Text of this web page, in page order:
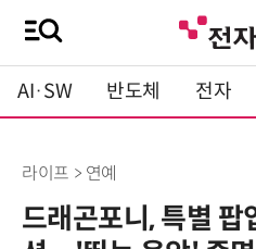
AI·SW 반도체 전자
라이프 > 연예
드래곤포니, 특별 팝